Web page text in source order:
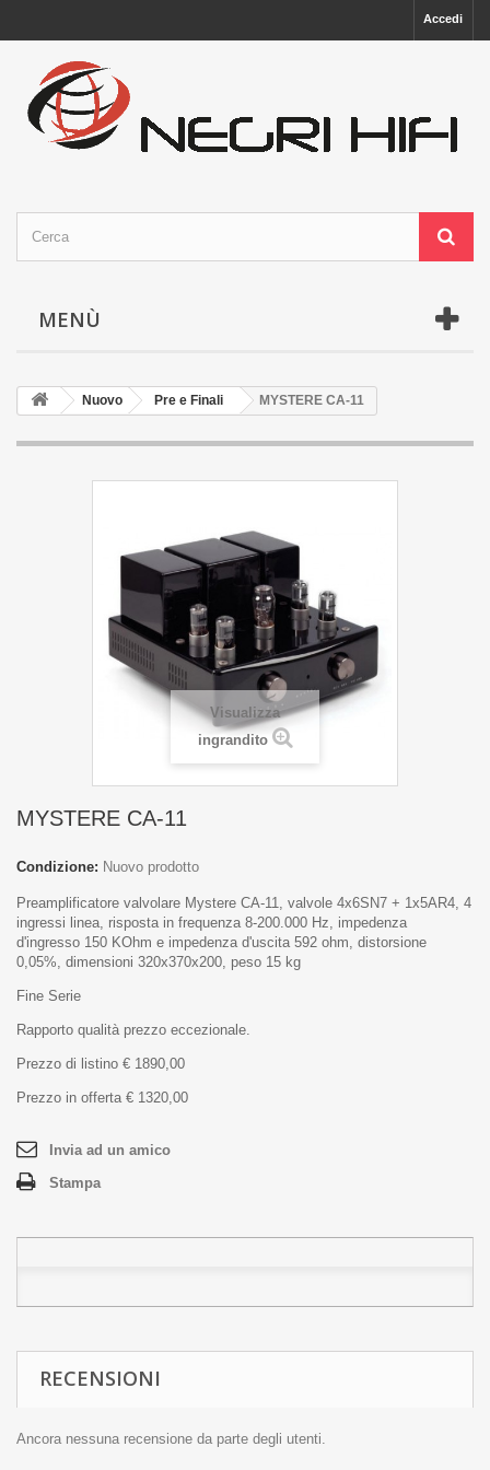
Accedi
MENÙ
Nuovo Pre e Finali MYSTERE CA-11
Visualizza
ingrandito
MYSTERE CA-11
Condizione: Nuovo prodotto
Preamplificatore valvolare Mystere CA-11, valvole 4x6SN7 + 1x5AR4, 4
ingressi linea, risposta in frequenza 8-200.000 Hz, impedenza
d'ingresso 150 KOhm e impedenza d'uscita 592 ohm, distorsione
0,05%, dimensioni 320x370x200, peso 15 kg
Fine Serie
Rapporto qualità prezzo eccezionale.
Prezzo di listino € 1890,00
Prezzo in offerta € 1320,00
Invia ad un amico
Stampa
RECENSIONI
Ancora nessuna recensione da parte degli utenti.